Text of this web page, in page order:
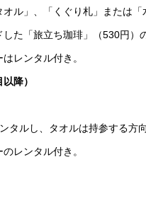
オル」、「くぐり札」または
た「旅立ち珈琲」（530円）
レンタル付き。
降）
タルし、タオルは持参する
レンタル付き。